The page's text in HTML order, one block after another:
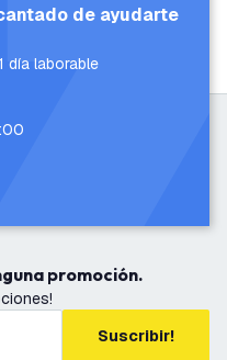
de ayudarte
día laborable
promoción.
Suscribir!